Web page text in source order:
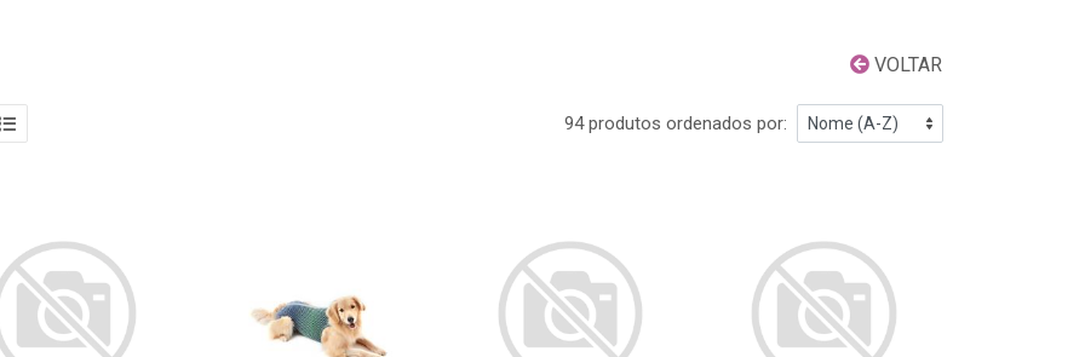
VOLTAR
94 produtos ordenados por: